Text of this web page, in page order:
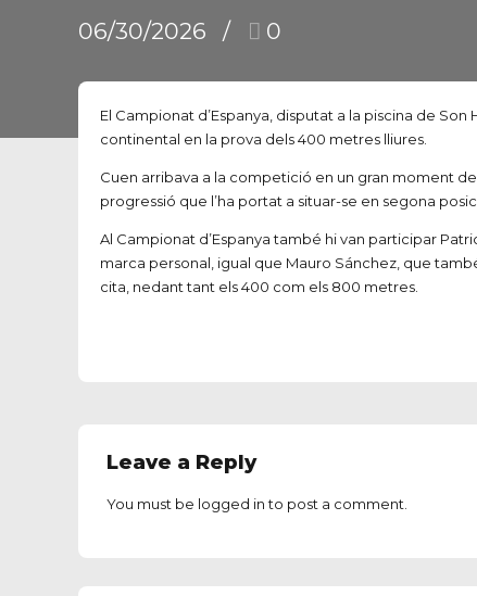
06/30/2026 0
El Campionat d’Espanya, disputat a la piscina de
continental en la prova dels 400 metres lliures.
Cuen arribava a la competició en un gran moment
progressió que l’ha portat a situar-se en segona
Al Campionat d’Espanya també hi van participar
marca personal, igual que Mauro Sánchez, que
cita, nedant tant els 400 com els 800 metres.
Leave a Reply
You must be logged into post a comment.